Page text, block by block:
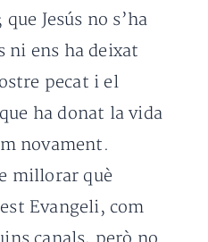
Jesús no s’ha
ni ens ha deixat
pecat i el
ha donat la vida
novament.
millorar què
Evangeli, com